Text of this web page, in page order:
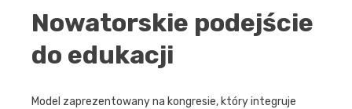
Nowatorskie podejście
do edukacji
Model zaprezentowany na kongresie, który integruje